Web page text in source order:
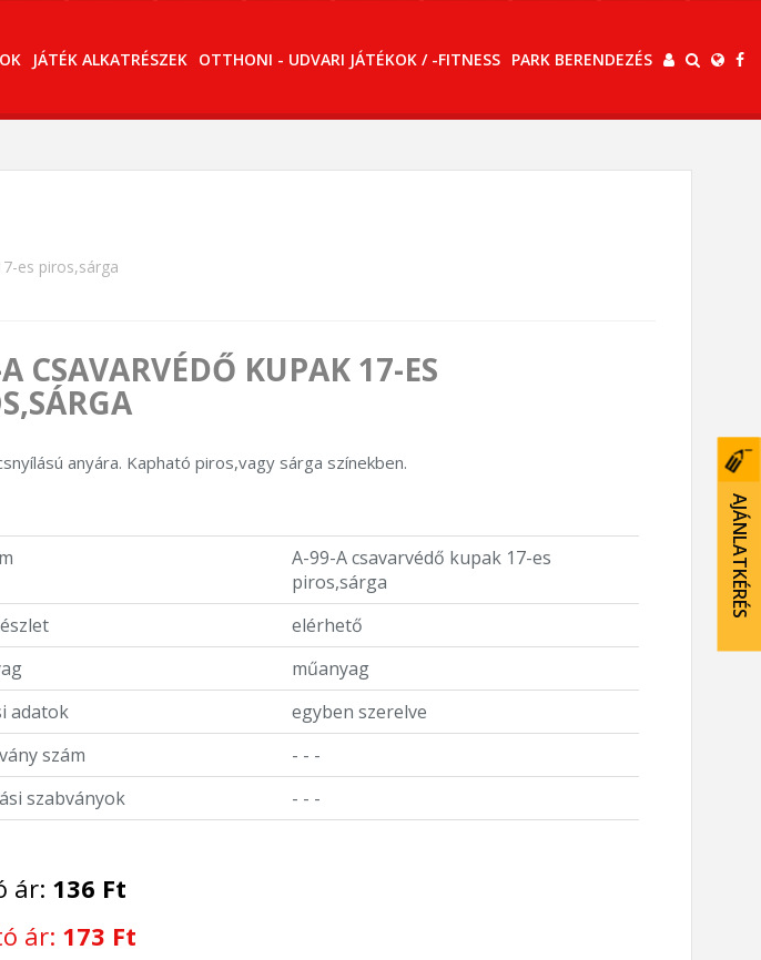
JÁTÉK ALKATRÉSZEK OTTHONI - UDVARI JÁTÉKOK / -FITNESS PARK BERENDEZÉS
AJÁNLATKÉRÉS
es piros,sárga
CSAVARVÉDŐ KUPAK 17-ES
anyára. Kapható piros,vagy sárga színekben.
A-99-A csavarvédő kupak 17-es
piros,sárga
elérhető
műanyag
adatok
egyben szerelve
szám
- - -
szabványok
- - -
ár: 136 Ft
ár: 173 Ft